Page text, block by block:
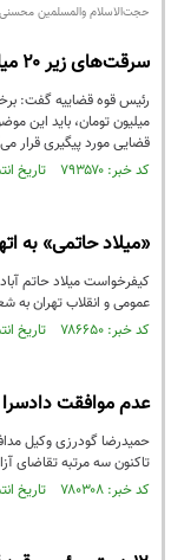
حجت‌الاسلام والمسلمین
سرقت‌های زیر ۲۰ میلیون تومان هم قابل پیگیری و رسیدگی است
میلیون تومان، باید این
قضایی مورد پیگیری قرار
کد خبر: ۷۹۳۵۷۰ تاریخ انتشار : ۱۴۰۱/۰۶/۱۵
«میلاد حاتمی» به
کیفرخواست میلاد حاتم
عمومی و انقلاب تهران به شعبه ۱۵ دادگاه عمومی و انقلاب تهران
کد خبر: ۷۸۶۶۵۰ تاریخ انتشار : ۱۴۰۱/۰۴/۲۳
عدم موافقت
حمیدرضا گودرزی وکیل
تاکنون سه مرتبه تقاضای
کد خبر: ۷۸۰۳۰۸ تاریخ انتشار : ۱۴۰۱/۰۳/۱۰